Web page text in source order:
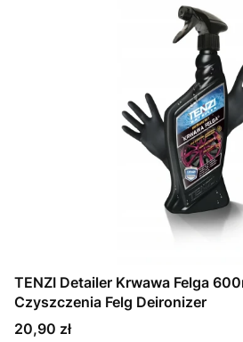
TENZI Detailer Krwawa Felga
Czyszczenia Felg Deironizer
Cena
20,90 zł